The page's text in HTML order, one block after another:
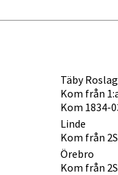
Täby
Kom från
Kom 1834-
Linde
Kom från
Örebro
Kom från